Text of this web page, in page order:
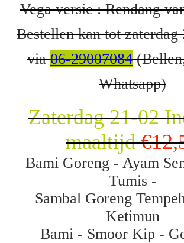
Vega versie : Rendang
Bestellen kan tot zaterdag
via06-29007084
Whatsapp)
Zaterdag 21-02
maaltijd
Bami Goreng - Ayam
Tumis -
Sambal Goreng
Ketimun
Bami - Smoor Kip -